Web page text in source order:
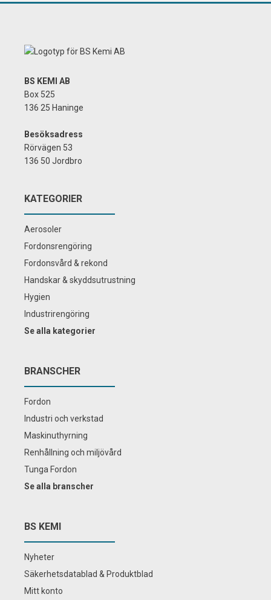
BS KEMI AB
Box 525
136 25 Haninge
Besöksadress
Rörvägen 53
136 50 Jordbro
KATEGORIER
Aerosoler
Fordonsrengöring
Fordonsvård & rekond
Handskar & skyddsutrustning
Hygien
Industrirengöring
Se alla kategorier
BRANSCHER
Fordon
Industri och verkstad
Maskinuthyrning
Renhållning och miljövård
Tunga Fordon
Se alla branscher
BS KEMI
Nyheter
Säkerhetsdatablad & Produktblad
Mitt konto